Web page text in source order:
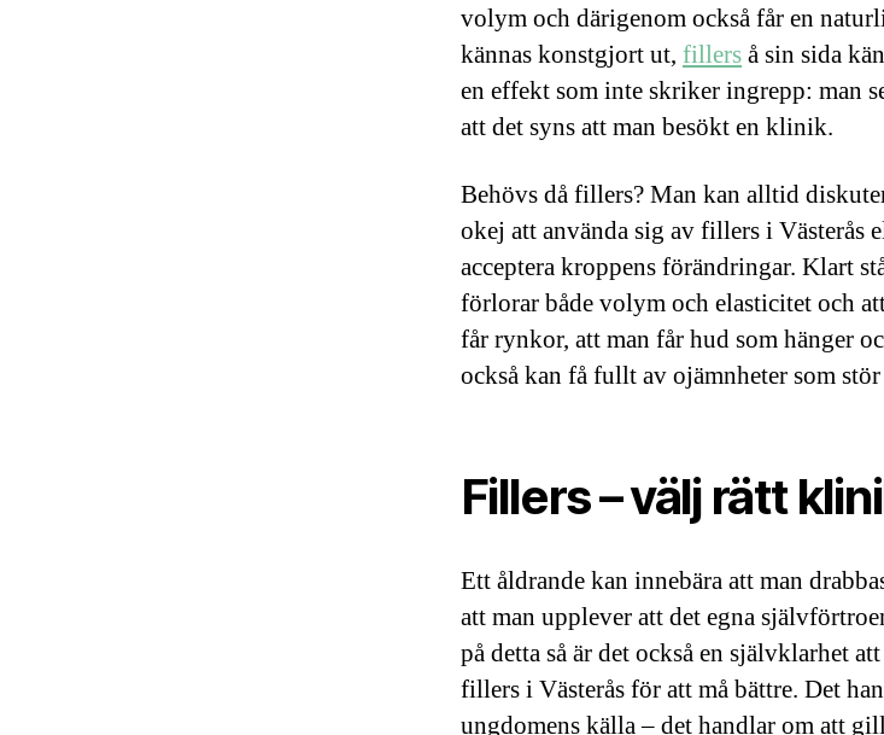
volym och därigenom också får en
kännas konstgjort ut, fillerså sin sida
en effekt som inte skriker ingrepp: man
att det syns att man besökt en klinik.
Behövs då fillers? Man kan alltid
okej att använda sig av fillers i Västerås
acceptera kroppens förändringar. Klart
förlorar både volym och elasticitet och
får rynkor, att man får hud som hänger
också kan få fullt av ojämnheter som
Fillers – välj rätt
Ett åldrande kan innebära att man
att man upplever att det egna
på detta så är det också en självklarhet
fillers i Västerås för att må bättre. Det
ungdomens källa – det handlar om att